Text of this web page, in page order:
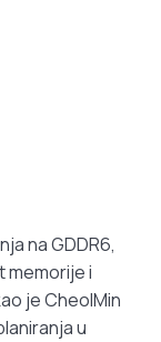
na GDDR6,
memorije i
je CheolMin
u